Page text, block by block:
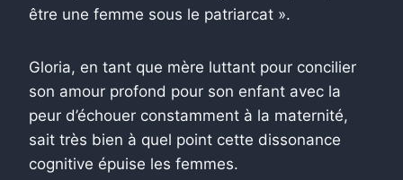
être une femme sous le patriarcat ».
Gloria, en tant que mère luttant pour concilier
son amour profond pour son enfant avec la
peur d’échouer constamment à la maternité,
sait très bien à quel point cette dissonance
cognitive épuise les femmes.